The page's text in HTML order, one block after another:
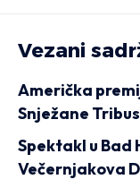
Vezani
Američka
Snježane
Spektakl u Bad
Večernjakova